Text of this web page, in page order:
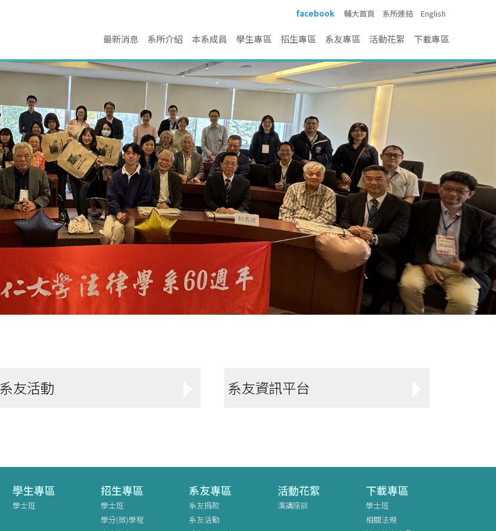
facebook 輔大首頁 系所連結 English
最新消息 系所介紹 本系成員 學生專區 招生專區 系友專區 活動花絮 下載專區
系友活動 系友資訊平台
學生專區
學士班
招生專區
學士班
學分(微)學程
系友專區
系友捐款
系友活動
活動花絮
演講座談
下載專區
學士班
相關法規